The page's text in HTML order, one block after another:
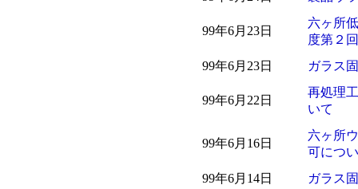
99年6月23日
六ヶ所
度第２
99年6月23日
ガラス
99年6月22日
再処理
いて
99年6月16日
六ヶ所
可につ
99年6月14日
ガラス